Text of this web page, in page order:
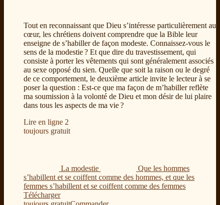
Tout en reconnaissant que Dieu s’intéresse particulièrement au
cœur, les chrétiens doivent comprendre que la Bible leur
enseigne de s’habiller de façon modeste. Connaissez-vous le
sens de la modestie ? Et que dire du travestissement, qui
consiste à porter les vêtements qui sont généralement associés
au sexe opposé du sien. Quelle que soit la raison ou le degré
de ce comportement, le deuxième article invite le lecteur à se
poser la question : Est-ce que ma façon de m’habiller reflète
ma soumission à la volonté de Dieu et mon désir de lui plaire
dans tous les aspects de ma vie ?
Lire en ligne 2
toujours gratuit
La modestie
Que les hommes
s’habillent et se coiffent comme des hommes, et que les
femmes s’habillent et se coiffent comme des femmes
Télécharger